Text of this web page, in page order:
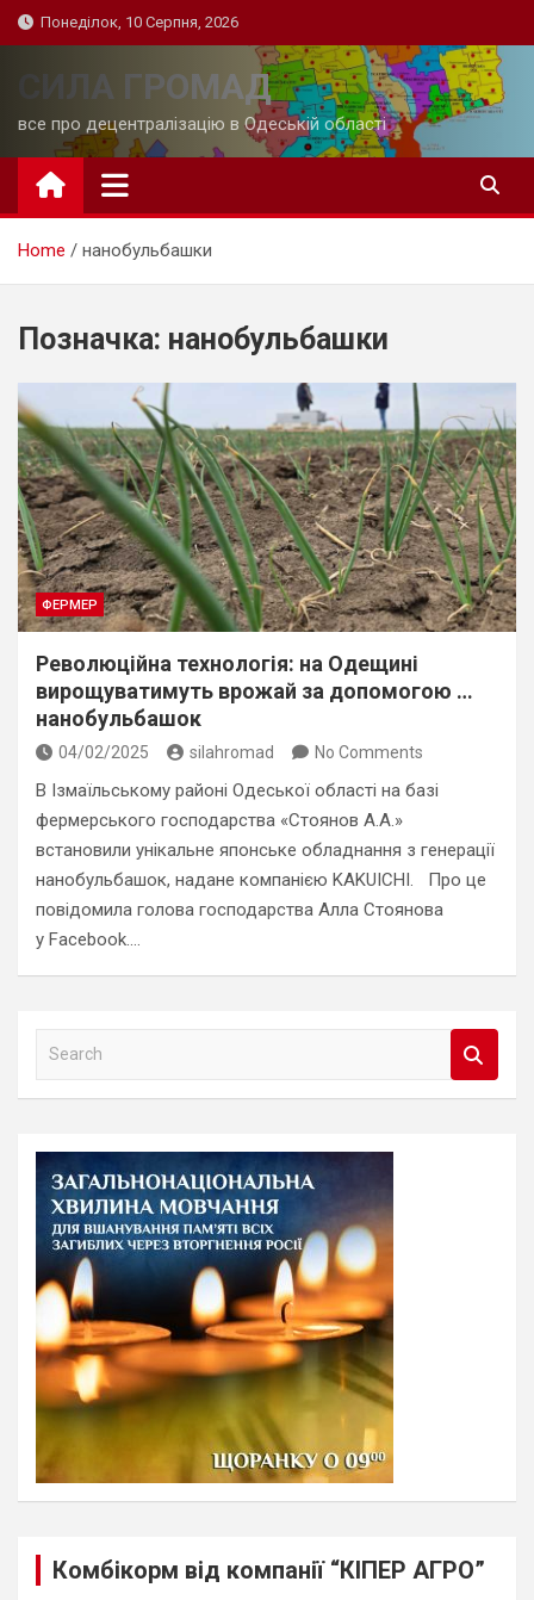
Skip
to
Понеділок, 10 Серпня, 2026
СИЛА ГРОМАД
все про децентралізацію в Одеській області
Home нанобульбашки
Позначка: нанобульбашки
ФЕРМЕР
Революційна технологія: на Одещині
вирощуватимуть врожай за допомогою …
нанобульбашок
04/02/2025 silahromad No Comments
В Ізмаїльському районі Одеської області на базі
фермерського господарства «Стоянов А.А.»
встановили унікальне японське обладнання з генерації
нанобульбашок, надане компанією KAKUICHI. Про це
повідомила голова господарства Алла Стоянова
у Facebook.…
a
Комбікорм від компанії “КІПЕР АГРО”